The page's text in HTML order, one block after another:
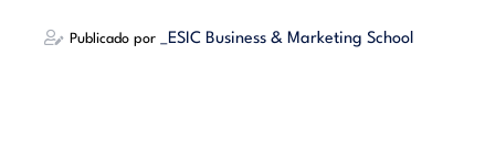
Publicado por _ESIC Business & Marketing School